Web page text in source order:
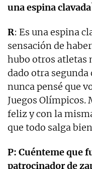
una espina
R: Es una espina
sensación de
hubo otros atletas
dado otra
nunca pensé que
Juegos Olímpicos.
feliz y con la
que todo salga
P: Cuénteme que
patrocinador de